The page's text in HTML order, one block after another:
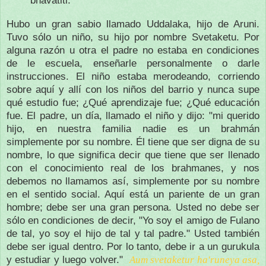
Hubo un gran sabio llamado Uddalaka, hijo de Aruni.
Tuvo sólo un niño, su hijo por nombre Svetaketu. Por
alguna razón u otra el padre no estaba en condiciones
de le escuela, enseñarle personalmente o darle
instrucciones. El niño estaba merodeando, corriendo
sobre aquí y allí con los niños del barrio y nunca supe
qué estudio fue; ¿Qué aprendizaje fue; ¿Qué educación
fue. El padre, un día, llamado el niño y dijo: "mi querido
hijo, en nuestra familia nadie es un brahmán
simplemente por su nombre. Él tiene que ser digna de su
nombre, lo que significa decir que tiene que ser llenado
con el conocimiento real de los brahmanes, y nos
debemos no llamamos así, simplemente por su nombre
en el sentido social. Aquí está un pariente de un gran
hombre;debe ser una gran persona. Usted no debe ser
sólo en condiciones de decir, "Yo soy el amigo de Fulano
de tal, yo soy el hijo de tal y tal padre." Usted también
debe ser igual dentro. Por lo tanto, debe ir a un gurukula
y estudiar y luego volver." Aum svetaketur ha'runeya asa,